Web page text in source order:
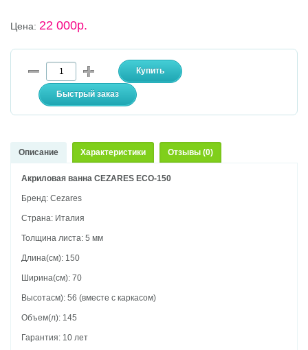
Цена:22 000р.
Описание Характеристики Отзывы (0)
Акриловая ванна CEZARES ECO-150
Бренд: Cezares
Страна: Италия
Толщина листа: 5 мм
Длина(см): 150
Ширина(см): 70
Высотасм): 56 (вместе с каркасом)
Объем(л): 145
Гарантия: 10 лет